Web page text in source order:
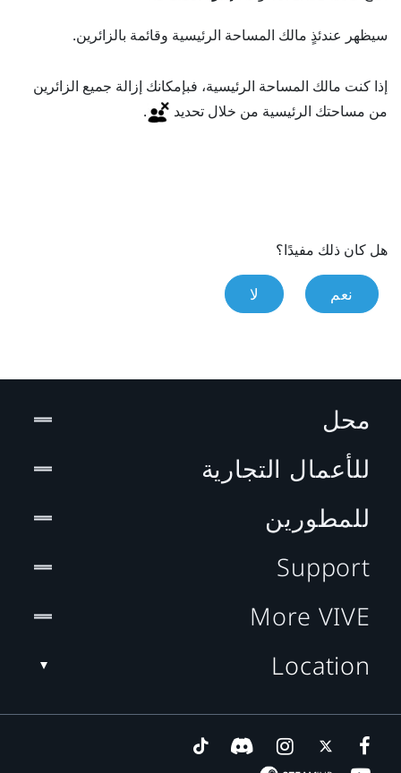
سيظهر عندئذٍ مالك المساحة الرئيسية وقائمة بالزائرين.
إذا كنت مالك المساحة الرئيسية، فبإمكانك إزالة جميع الزائرين
من مساحتك الرئيسية من خلال تحديد
.
هل كان ذلك مفيدًا؟
نعم لا
محل
للأعمال التجارية
للمطورين
Support
More VIVE
Location